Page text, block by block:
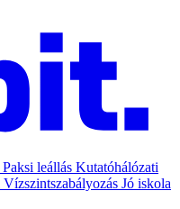
Paksi leállás Kutatóhálózati
Vízszintszabályozás Jó iskola